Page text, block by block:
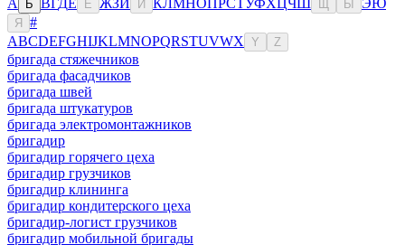
Б Ё Й Ы
Я
#
ABCDEFGHIJKLMNOPQRSTUVWX Y Z
бригада стяжечников
бригада фасадчиков
бригада швей
бригада штукатуров
бригада электромонтажников
бригадир
бригадир горячего цеха
бригадир грузчиков
бригадир клининга
бригадир кондитерского цеха
бригадир-логист грузчиков
бригадир мобильной бригады